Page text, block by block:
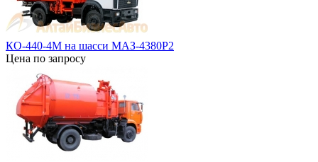
КО-440-4М на шасси МАЗ-4380Р2
Цена по запросу